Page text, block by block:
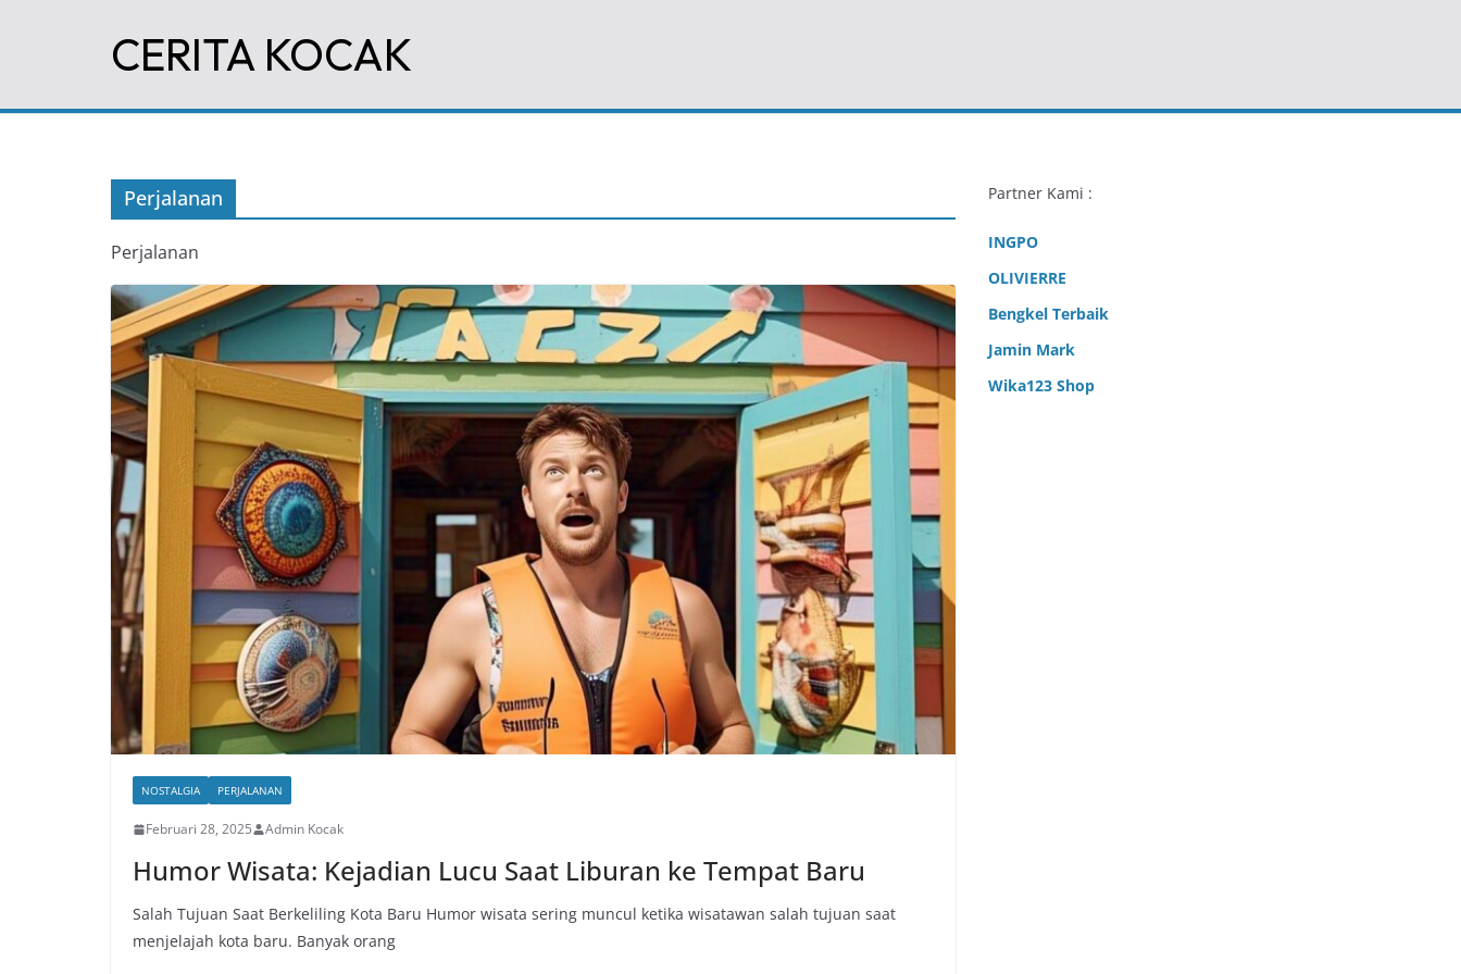
CERITA KOCAK
Perjalanan
Perjalanan
NOSTALGIA PERJALANAN
Februari 28, 2025 Admin Kocak
Humor Wisata: Kejadian Lucu Saat Liburan ke Tempat Baru
Salah Tujuan Saat Berkeliling Kota Baru Humor wisata sering muncul ketika wisatawan salah tujuan saat
menjelajah kota baru. Banyak orang
Partner Kami :
INGPO
OLIVIERRE
Bengkel Terbaik
Jamin Mark
Wika123 Shop